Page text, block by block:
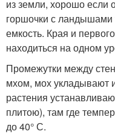
из земли, хорошо если
горшочки с ландышами
емкость. Края и
находиться на одном
Промежутки между
мхом, мох укладывают
растения
плитою), там где
до 40° С.